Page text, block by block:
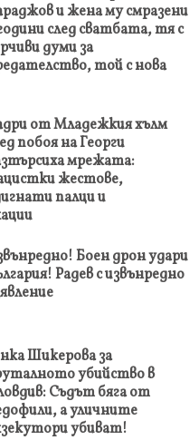
и жена му смразени
след сватбата, тя с
думи за
той с нова
от Младежкия хълм
побоя на Георги
мрежата:
жестове,
палци и
Боен дрон удари
Радев с извънредно
Шикерова за
убийство в
Съдът бяга от
а уличните
убиват!